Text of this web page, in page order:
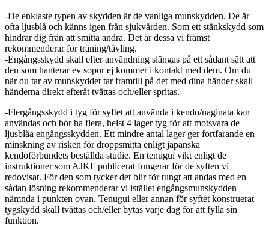
-De enklaste typen av skydden är de vanliga munskydden. De är
ofta ljusblå och känns igen från sjukvården. Som ett stänkskydd som
hindrar dig från att smitta andra. Det är dessa vi främst
rekommenderar för träning/tävling.
-Engångsskydd skall efter användning slängas på ett sådant sätt att
den som hanterar ev sopor ej kommer i kontakt med dem. Om du
när du tar av munskyddet tar framtill på det med dina händer skall
händerna direkt efteråt tvättas och/eller spritas.
-Flergångsskydd i tyg för syftet att använda i kendo/naginata kan
användas och bör ha flera, helst 4 lager tyg för att motsvara de
ljusblåa engångsskydden. Ett mindre antal lager ger fortfarande en
minskning av risken för droppsmitta enligt japanska
kendoförbundets beställda studie. En tenugui vikt enligt de
instruktioner som AJKF publicerat fungerar för de syften vi
redovisat. För den som tycker det blir för tungt att andas med en
sådan lösning rekommenderar vi istället engångsmunskydden
nämnda i punkten ovan. Tenugui eller annan för syftet konstruerat
tygskydd skall tvättas och/eller bytas varje dag för att fylla sin
funktion.